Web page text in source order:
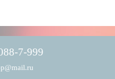
7-999